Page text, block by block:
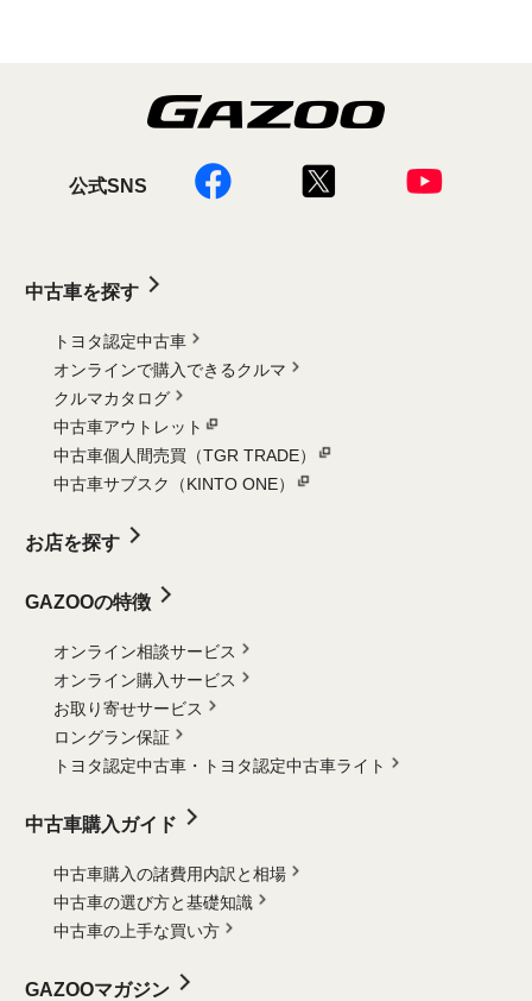
公式SNS
中古車を探す
トヨタ認定中古車
オンラインで購入できるクルマ
クルマカタログ
中古車アウトレット
中古車個人間売買（TGR TRADE）
中古車サブスク（KINTO ONE）
お店を探す
GAZOOの特徴
オンライン相談サービス
オンライン購入サービス
お取り寄せサービス
ロングラン保証
トヨタ認定中古車・
トヨタ認定中古車ライト
中古車購入ガイド
中古車購入の諸費用内訳と相場
中古車の選び方と基礎知識
中古車の上手な買い方
GAZOOマガジン